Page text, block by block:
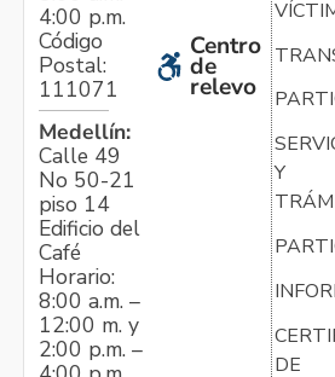
4:00 p.m.
Código
Postal:
111071
Medellín:
Calle 49
No 50-21
piso 14
Edificio del
Café
Horario:
8:00 a.m. –
12:00 m. y
2:00 p.m. –
Centro
de
relevo
Y
DE